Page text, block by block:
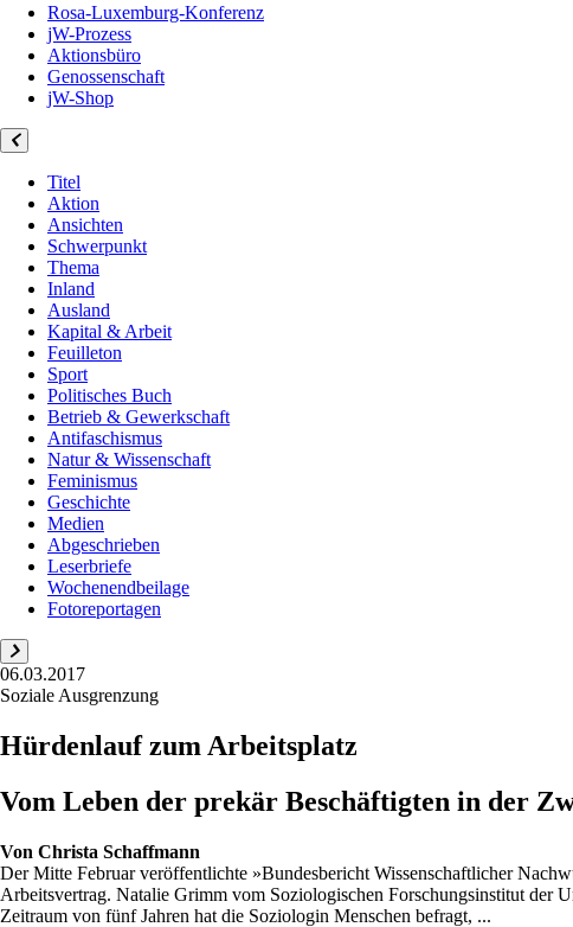
Rosa-Luxemburg-Konferenz
jW-Prozess
Aktionsbüro
Genossenschaft
jW-Shop
Titel
Aktion
Ansichten
Schwerpunkt
Thema
Inland
Ausland
Kapital & Arbeit
Feuilleton
Sport
Politisches Buch
Betrieb & Gewerkschaft
Antifaschismus
Natur & Wissenschaft
Feminismus
Geschichte
Medien
Abgeschrieben
Leserbriefe
Wochenendbeilage
Fotoreportagen
06.03.2017
Soziale Ausgrenzung
Hürdenlauf zum Arbeitsplatz
Vom Leben der prekär Beschäftigten in der
Von Christa Schaffmann
Der Mitte Februar veröffentlichte »Bundesbericht Wissenschaftlicher
Arbeitsvertrag. Natalie Grimm vom Soziologischen Forschungsinstitut der
Zeitraum von fünf Jahren hat die Soziologin Menschen befragt, ...